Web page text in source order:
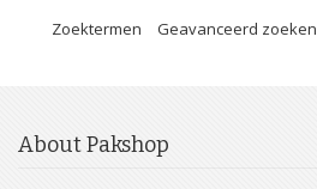
Zoektermen Geavanceerd zoeken
About Pakshop